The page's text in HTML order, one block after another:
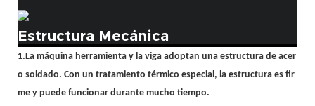
Estructura Mecánica
1.La máquina herramienta y la viga adoptan una estructura de acer
o soldado. Con un tratamiento térmico especial, la estructura es fir
me y puede funcionar durante mucho tiempo.